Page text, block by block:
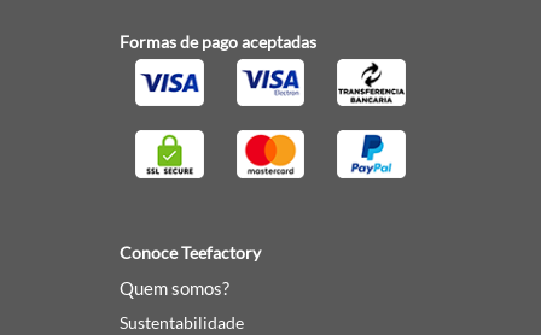
Formas de pago aceptadas
Conoce Teefactory
Quem somos?
Sustentabilidade